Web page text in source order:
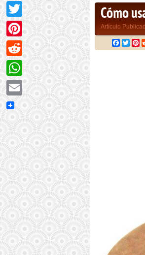
Cómo
Artículo
Facebook
Twitter
Pinterest
Reddit
WhatsApp
Email